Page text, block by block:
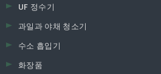
UF 정수기
과일과 야채 청소기
수소 흡입기
화장품